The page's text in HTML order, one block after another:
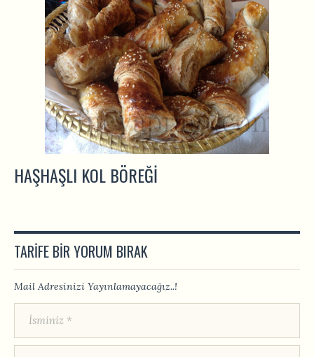
HAŞHAŞLI KOL BÖREĞI
TARIFE BIR YORUM BIRAK
Mail Adresinizi Yayınlamayacağız..!